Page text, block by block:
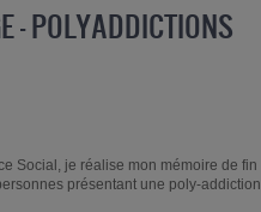
- POLYADDICTIONS
Social, je réalise mon mémoire de fin
présentant une poly-addiction.